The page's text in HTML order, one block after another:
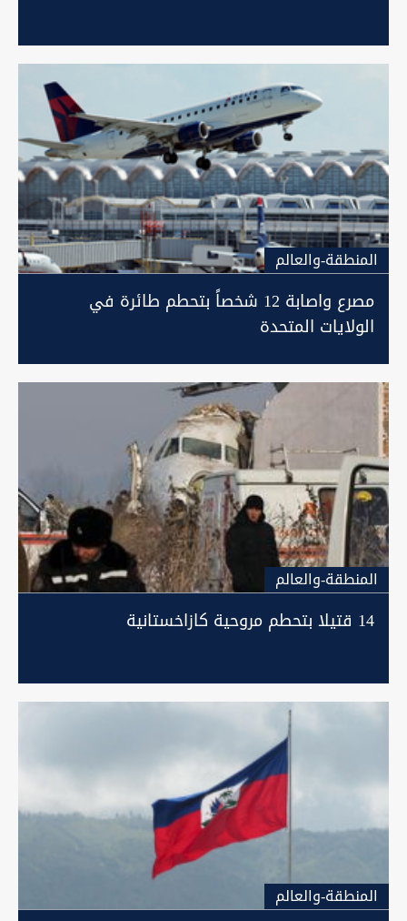
المنطقة-والعالم
مصرع واصابة 12 شخصاً بتحطم طائرة في
الولايات المتحدة
المنطقة-والعالم
14 قتيلا بتحطم مروحية كازاخستانية
المنطقة-والعالم